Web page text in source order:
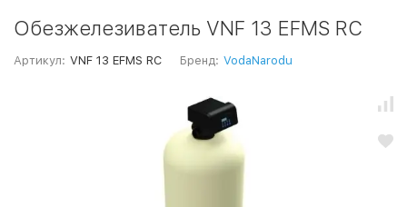
Обезжелезиватель VNF 13 EFMS RС
Артикул: VNF 13 EFMS RС Бренд: VodaNarodu